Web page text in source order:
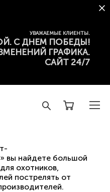
УВАЖАЕМЫЕ КЛИЕНТЫ.
С ДНЕМ ПОБЕДЫ!
ГРАФИКА.
САЙТ 24/7
вы найдете большой
охотников,
пострелять от